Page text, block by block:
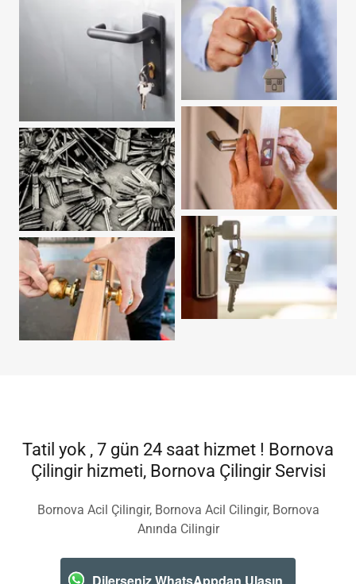
Tatil yok , 7 gün 24 saat hizmet ! Bornova
Bornova Acil Çilingir, Bornova Acil Cilingir, Bornova